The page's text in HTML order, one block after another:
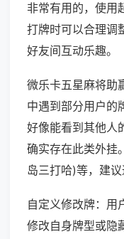
非常有用的，使用
打牌时可以合理调
好友间互动乐趣。
微乐卡五星麻将助
中遇到部分用户的
好像能看到其他人
确实存在此类外挂
岛三打哈)等，建议
自定义修改牌：用
修改自身牌型或隐